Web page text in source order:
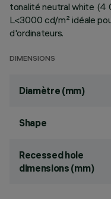
tonalité neutral white (4
L<3000 cd/m² idéale
d'ordinateurs.
DIMENSIONS
Diamètre (mm)
Shape
Recessed hole
dimensions (mm)